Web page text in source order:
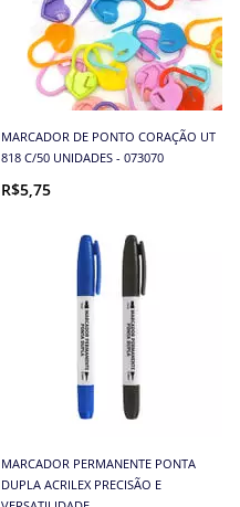
MARCADOR DE PONTO CORAÇÃO UT
818 C/50 UNIDADES - 073070
R$5,75
MARCADOR PERMANENTE PONTA
DUPLA ACRILEX PRECISÃO E